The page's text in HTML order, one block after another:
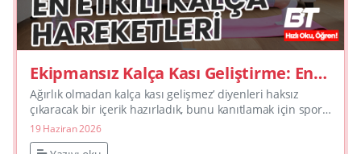
Ekipmansız Kalça Kası Geliştirme: En
Etkili Vücut Ağırlığı Egzersizleri
Ağırlık olmadan kalça kası gelişmez’ diyenleri haksız
çıkaracak bir içerik hazırladık, bunu kanıtlamak için spor
salonuna gitmenize gerek yok.Doğru hareketler, do�...
19 Haziran 2026